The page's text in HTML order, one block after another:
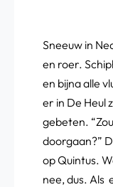
Sneeuw in
en roer.
en bijna alle
er in De Heul
gebeten.
doorgaan?”
op Quintus.
nee, dus. Als